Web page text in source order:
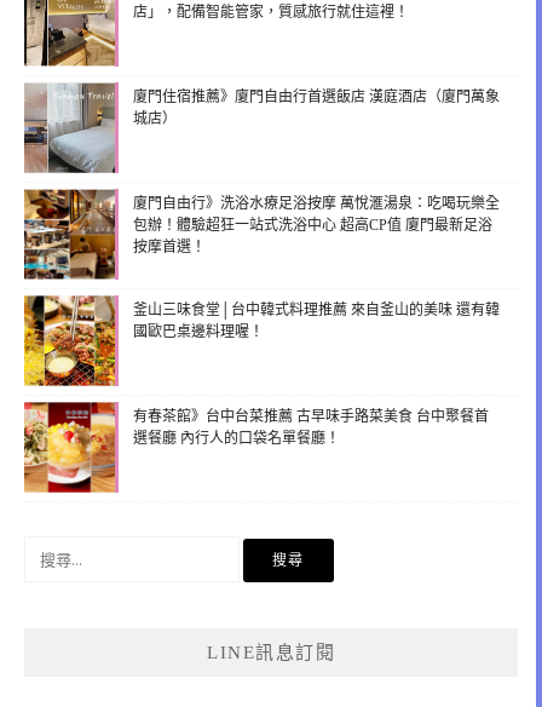
店」，配備智能管家，質感旅行就住這裡！
廈門住宿推薦》廈門自由行首選飯店 漢庭酒店（廈門萬象
城店）
廈門自由行》洗浴水療足浴按摩 萬悅滙湯泉：吃喝玩樂全
包辦！體驗超狂一站式洗浴中心 超高CP值 廈門最新足浴
按摩首選！
釜山三味食堂│台中韓式料理推薦 來自釜山的美味 還有韓
國歐巴桌邊料理喔！
有春茶館》台中台菜推薦 古早味手路菜美食 台中聚餐首
選餐廳 內行人的口袋名單餐廳！
LINE訊息訂閱